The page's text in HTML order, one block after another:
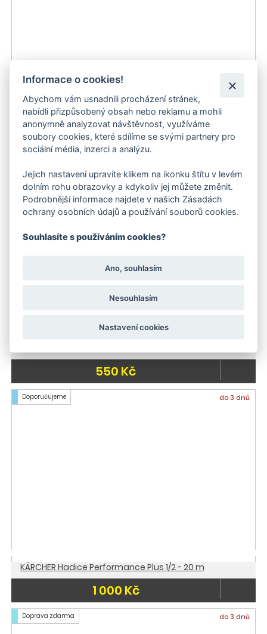
Kärcher Rozprašovací zavlažovač Spike
200 Kč
do 3 dnů
550 Kč
Doporučujeme do 3 dnů
KÄRCHER Hadice Performance Plus 1/2 - 20 m
1 000 Kč
Doprava zdarma do 3 dnů
Informace o cookies!
Abychom vám usnadnili procházení stránek,
nabídli přizpůsobený obsah nebo reklamu a mohli
anonymně analyzovat návštěvnost, využíváme
soubory cookies, které sdílíme se svými partnery pro
sociální média, inzerci a analýzu.
Jejich nastavení upravíte klikem na ikonku štítu v levém
dolním rohu obrazovky a kdykoliv jej můžete změnit.
Podrobnější informace najdete v našich Zásadách
ochrany osobních údajů a používání souborů cookies.
Souhlasíte s používáním cookies?
Ano, souhlasím
Nesouhlasím
Nastavení cookies